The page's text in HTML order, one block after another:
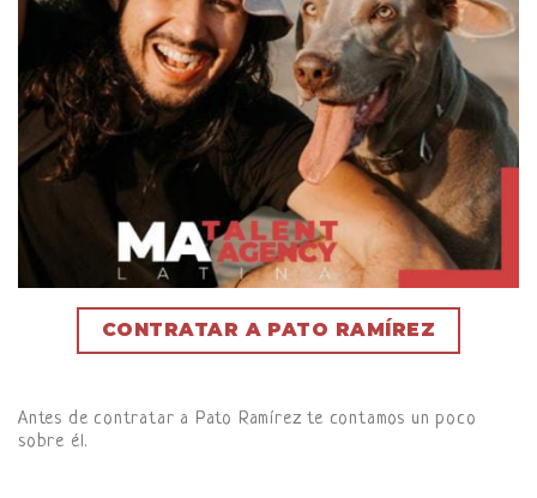
CONTRATAR A PATO RAMÍREZ
Antes de contratar a Pato Ramírez te contamos un poco
sobre él.